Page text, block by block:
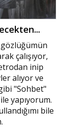
çalışıyor,
inip
alıyor ve
"Sohbet"
yapıyorum.
bile